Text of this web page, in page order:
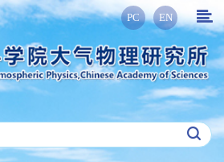
PC EN